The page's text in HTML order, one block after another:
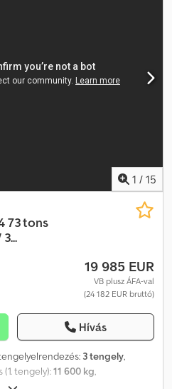
1 / 15
73 tons
19 985 EUR
VB plusz ÁFA-val
(24 182 EUR bruttó)
Hívás
3 tengely,
tengely):11 600 kg,
tengely):